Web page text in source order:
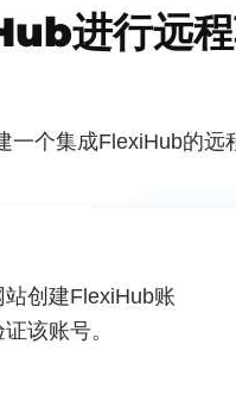
进行远
一个集成FlexiHub的远
创建FlexiHub账
该账号。